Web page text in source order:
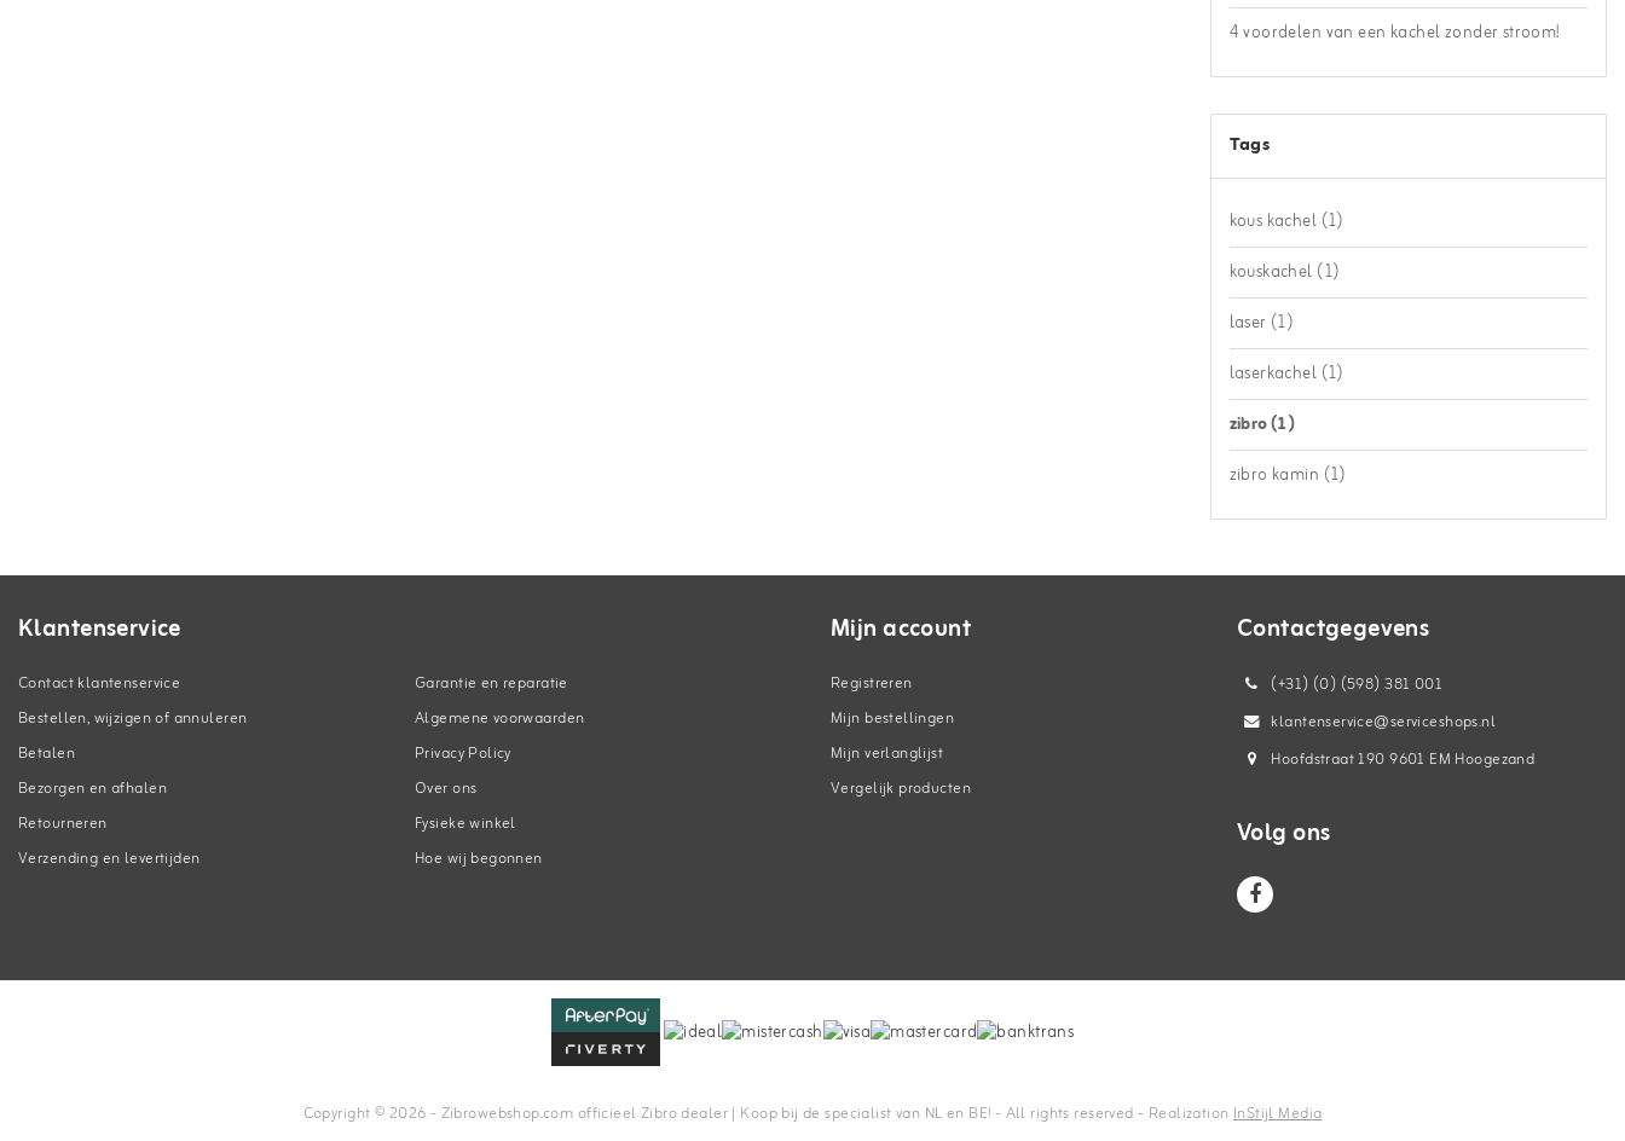
4 voordelen van een kachel zonder stroom!
Tags
kous kachel (1)
kouskachel (1)
laser (1)
laserkachel (1)
zibro(1)
zibro kamin (1)
Klantenservice
Contact klantenservice
Bestellen, wijzigen of annuleren
Betalen
Bezorgen en afhalen
Retourneren
Verzending en levertijden
Garantie en reparatie
Algemene voorwaarden
Privacy Policy
Over ons
Fysieke winkel
Hoe wij begonnen
Mijn account
Registreren
Mijn bestellingen
Mijn verlanglijst
Vergelijk producten
Contactgegevens
(+31) (0) (598) 381 001
klantenservice@serviceshops.nl
Hoofdstraat 190 9601 EM Hoogezand
Volg ons
Copyright © 2026 - Zibrowebshop.com officieel Zibro dealer | Koop bij de specialist van NL en BE! - All rights reserved - Realization InStijl Media